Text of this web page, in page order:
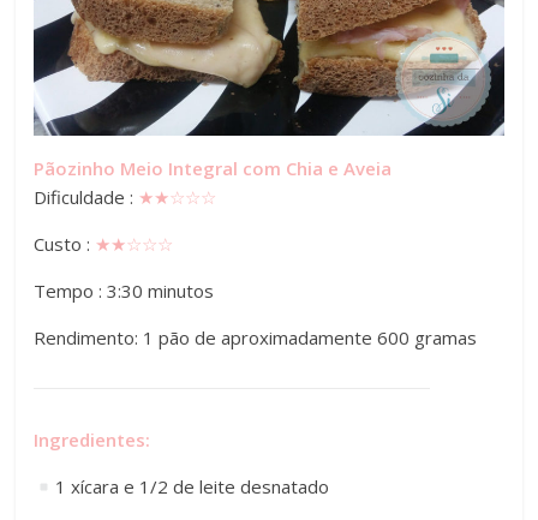
Pãozinho Meio Integral com Chia e Aveia
Dificuldade : ★★☆☆☆
Custo : ★★☆☆☆
Tempo : 3:30 minutos
Rendimento: 1 pão de aproximadamente 600 gramas
Ingredientes:
1 xícara e 1/2 de leite desnatado